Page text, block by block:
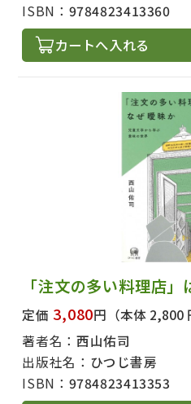
ISBN： 9784823413360
カートへ入れる
「注文の多い料理店
定価 3,080円 （本体 2,800
著者名： 西山佑司
出版社名： ひつじ書房
ISBN： 9784823413353